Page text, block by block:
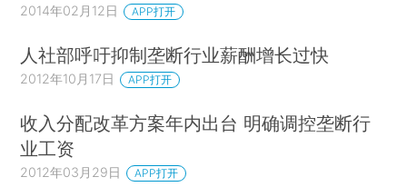
2014年02月12日 APP打开
人社部呼吁抑制垄断行业薪酬增长过快
2012年10月17日 APP打开
收入分配改革方案年内出台 明确调控垄断行
业工资
2012年03月29日 APP打开